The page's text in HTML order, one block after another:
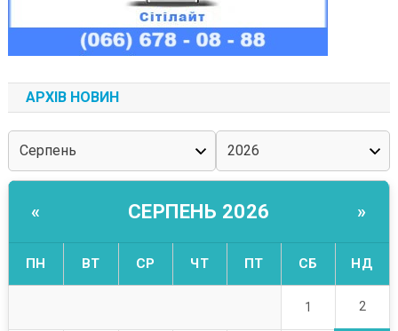
АРХІВ НОВИН
« СЕРПЕНЬ 2026 »
ПН ВТ СР ЧТ ПТ СБ НД
1 2